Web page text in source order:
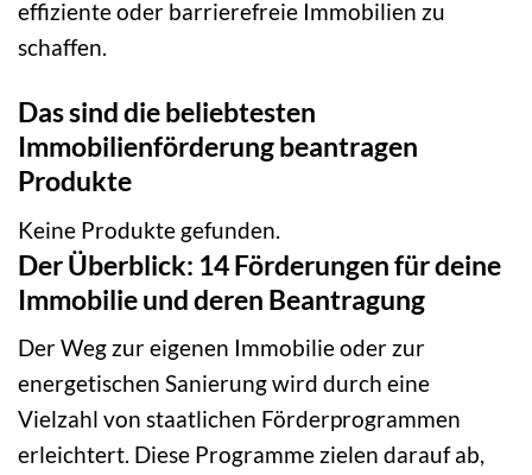
effiziente oder barrierefreie Immobilien zu
schaffen.
Das sind die beliebtesten
Immobilienförderung beantragen
Produkte
Keine Produkte gefunden.
Der Überblick: 14 Förderungen für deine
Immobilie und deren Beantragung
Der Weg zur eigenen Immobilie oder zur
energetischen Sanierung wird durch eine
Vielzahl von staatlichen Förderprogrammen
erleichtert. Diese Programme zielen darauf ab,